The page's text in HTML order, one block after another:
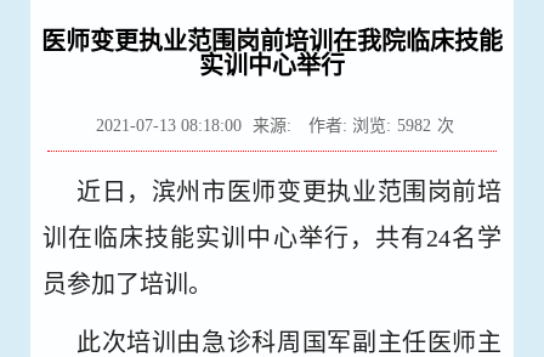
医师变更执业范围岗前培训在我院临床技能
实训中心举行
2021-07-13 08:18:00 来源: 作者: 浏览: 5982 次
近日，滨州市医师变更执业范围岗前培
训在临床技能实训中心举行，共有24名学
员参加了培训。
此次培训由急诊科周国军副主任医师主